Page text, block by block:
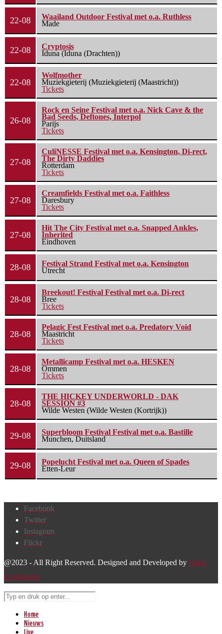
22-08
Waailand Outdoor Festival met o.a. Ruthless
Made
22-08
Cryptosis
Iduna (Iduna (Drachten))
22-08
Wolfmother
Muziekgieterij (Muziekgieterij (Maastricht))
Tickets
26-08
Rock en Seine Festival met o.a. Nick Cave & the
Bad Seeds, Deftones, Interpol
Parijs
Tickets
27-08
CuliNESSE Festival met o.a. Kensington, Di-rect,
The Dirty Daddies
Rotterdam
Tickets
27-08
Creamfields Festival met o.a. Faithless
Daresbury
Tickets
27-08
Hit The City Festival met o.a. Snapped Ankles,
Inherited
Eindhoven
28-08
Festival Strand Festival met o.a. Kensington
Utrecht
28-08
Breekout! Festival Festival met o.a. Di-rect
Bree
Tickets
28-08
Pelagic Fest Festival met o.a. Predatory Void
Maastricht
Tickets
28-08
Metallicamp Festival met o.a. HESKEN
Ommen
Tickets
28-08
THE HICKEY UNDERWORLD - DAK
SESSION #3
Wilde Westen (Wilde Westen (Kortrijk))
29-08
Superbloom Festival Festival met o.a. Bastille
Munchen, Duitsland
29-08
Popelucht Festival met o.a. Queen of Spades
Etten-Leur
Facebook
Twitter
Instagram
Flickr
@2023 - All Right Reserved. Designed and Developed by Harm
Lourenssen
Home
Nieuws
Live